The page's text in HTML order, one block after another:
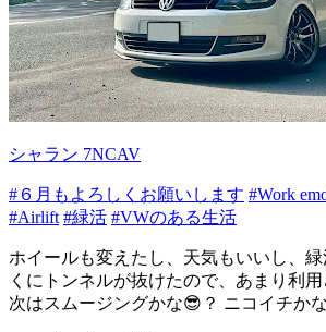
シャラン 7NCAV
#６月もよろしくお願いします #Work
#Airlift #緑活 #VWのある生活
ホイールも変えたし、天気もいいし、
くにトンネルが抜けたので、あまり利
次はスムージングかな😎？ ニコイチか